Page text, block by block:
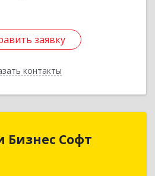
заявку
контакты
заявку
Назад
Бизнес Софт
Бизнес Софт
обл, Кинешма г, Жуковская